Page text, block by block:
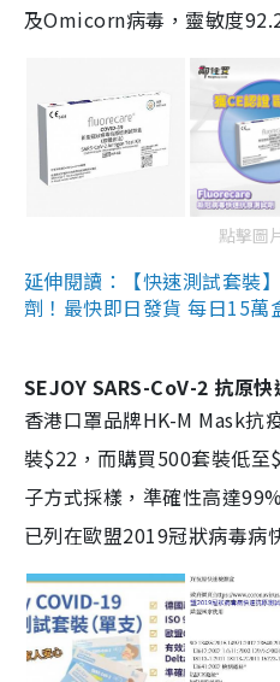
及Omicorn病毒，靈敏度
點擊圖
延伸閱讀：【快速測試套裝
劑！最快即日發貨 每日15萬
SEJOY SARS-CoV-2 抗原快
香港口罩品牌HK-M Mask抗
裝$22，而購買500套裝低
子方式採樣，準確性高達
已列在歐盟2019冠狀病毒病